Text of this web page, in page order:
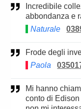
abbondanza e
Naturale
Frode degli
Paola
Mi hanno chiamato dicendo che telefonavano per
conto di